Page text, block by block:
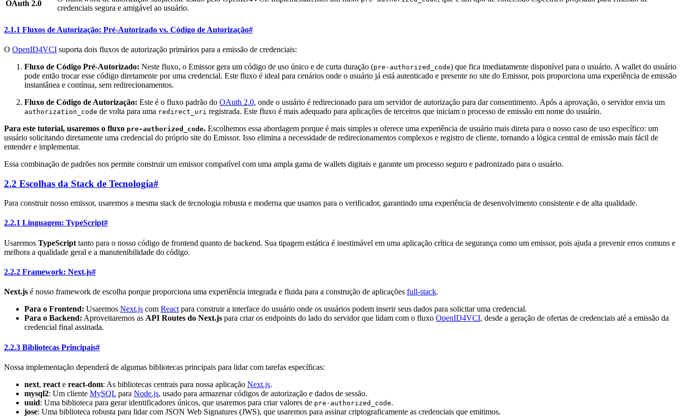
OAuth 2.0
credenciais segura e amigável ao usuário.
2.1.1 Fluxos de Autorização: Pré-Autorizado vs. Código de Autorização#
O OpenID4VCI suporta dois fluxos de autorização primários para a emissão de credenciais:
Fluxo de Código Pré-Autorizado: Neste fluxo, o Emissor gera um código de uso único e de curta duração (pre-authorized_code) que fica imediatamente disponível para o usuário. A wallet do usuário
pode então trocar esse código diretamente por uma credencial. Este fluxo é ideal para cenários onde o usuário já está autenticado e presente no site do Emissor, pois proporciona uma experiência de emissão
instantânea e contínua, sem redirecionamentos.
Fluxo de Código de Autorização: Este é o fluxo padrão do OAuth 2.0, onde o usuário é redirecionado para um servidor de autorização para dar consentimento. Após a aprovação, o servidor envia um
authorization_code de volta para uma redirect_uri registrada. Este fluxo é mais adequado para aplicações de terceiros que iniciam o processo de emissão em nome do usuário.
Para este tutorial, usaremos o fluxo pre-authorized_code. Escolhemos essa abordagem porque é mais simples и oferece uma experiência de usuário mais direta para o nosso caso de uso específico: um
usuário solicitando diretamente uma credencial do próprio site do Emissor. Isso elimina a necessidade de redirecionamentos complexos e registro de cliente, tornando a lógica central de emissão mais fácil de
entender e implementar.
Essa combinação de padrões nos permite construir um emissor compatível com uma ampla gama de wallets digitais e garante um processo seguro e padronizado para o usuário.
2.2 Escolhas da Stack de Tecnologia#
Para construir nosso emissor, usaremos a mesma stack de tecnologia robusta e moderna que usamos para o verificador, garantindo uma experiência de desenvolvimento consistente e de alta qualidade.
2.2.1 Linguagem: TypeScript#
Usaremos TypeScript tanto para o nosso código de frontend quanto de backend. Sua tipagem estática é inestimável em uma aplicação crítica de segurança como um emissor, pois ajuda a prevenir erros comuns e
melhora a qualidade geral e a manutenibilidade do código.
2.2.2 Framework: Next.js#
Next.js é nosso framework de escolha porque proporciona uma experiência integrada e fluida para a construção de aplicações full-stack.
Para o Frontend: Usaremos Next.js com React para construir a interface do usuário onde os usuários podem inserir seus dados para solicitar uma credencial.
Para o Backend: Aproveitaremos as API Routes do Next.js para criar os endpoints do lado do servidor que lidam com o fluxo OpenID4VCI, desde a geração de ofertas de credenciais até a emissão da
credencial final assinada.
2.2.3 Bibliotecas Principais#
Nossa implementação dependerá de algumas bibliotecas principais para lidar com tarefas específicas:
next, react e react-dom: As bibliotecas centrais para nossa aplicação Next.js.
mysql2: Um cliente MySQL para Node.js, usado para armazenar códigos de autorização e dados de sessão.
uuid: Uma biblioteca para gerar identificadores únicos, que usaremos para criar valores de pre-authorized_code.
jose: Uma biblioteca robusta para lidar com JSON Web Signatures (JWS), que usaremos para assinar criptograficamente as credenciais que emitimos.